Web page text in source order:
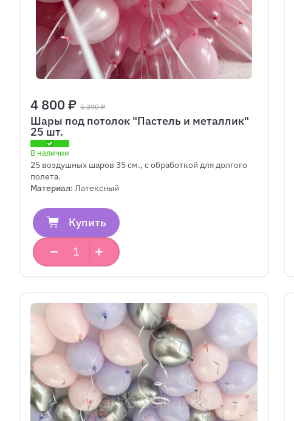
4 800 ₽ 5 390 ₽
Шары под потолок "Пастель и металлик"
25 шт.
В наличии
25 воздушных шаров 35 см., с обработкой для долгого
полета.
Материал: Латексный
Купить